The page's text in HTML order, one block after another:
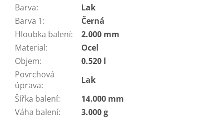
Barva:
Lak
Barva 1:
Černá
Hloubka balení:
2.000 mm
Material:
Ocel
Objem:
0.520 l
Povrchová
úprava:
Lak
Šířka balení:
14.000 mm
Váha balení:
3.000 g